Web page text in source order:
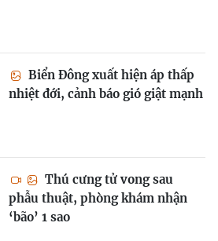
Biển Đông xuất hiện áp thấp
nhiệt đới, cảnh báo gió giật mạnh
Thú cưng tử vong sau
phẫu thuật, phòng khám nhận
‘bão’ 1 sao